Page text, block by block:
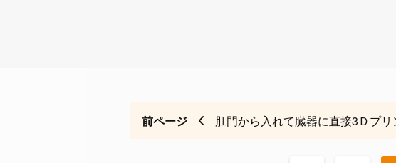
前ページ 肛門から入れて臓器に直接3Ｄプ